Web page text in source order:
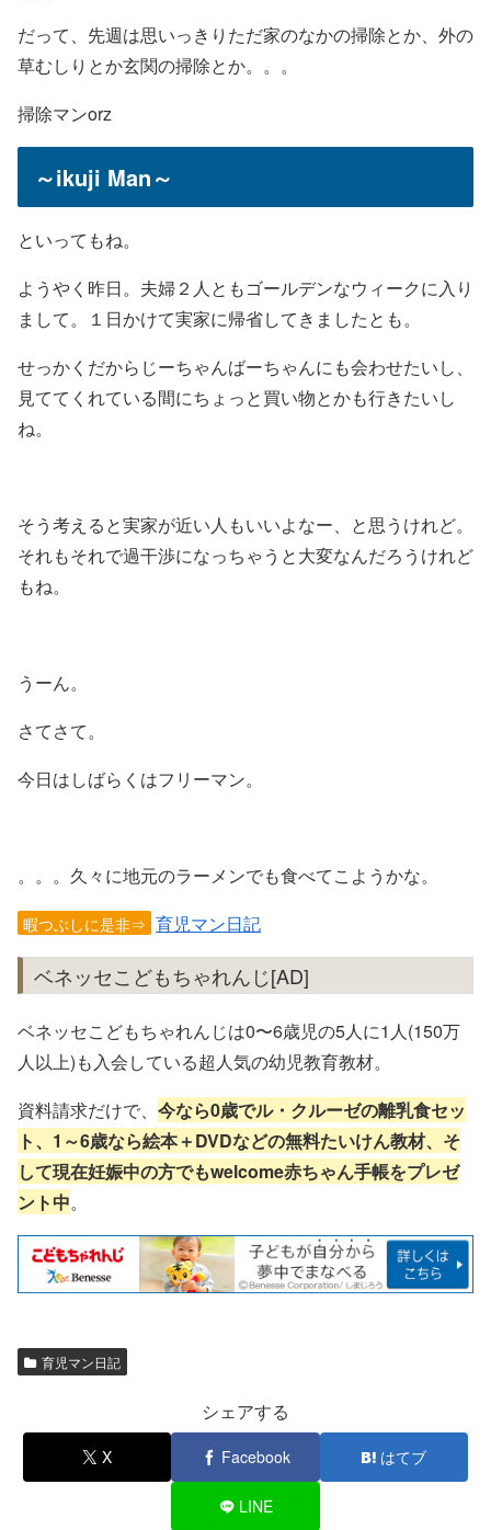
だって、先週は思いっきりただ家のなかの掃除とか、外の
草むしりとか玄関の掃除とか。。。
掃除マンorz
～ikuji Man～
といってもね。
ようやく昨日。夫婦２人ともゴールデンなウィークに入り
まして。１日かけて実家に帰省してきましたとも。
せっかくだからじーちゃんばーちゃんにも会わせたいし、
見ててくれている間にちょっと買い物とかも行きたいし
ね。
そう考えると実家が近い人もいいよなー、と思うけれど。
それもそれで過干渉になっちゃうと大変なんだろうけれど
もね。
うーん。
さてさて。
今日はしばらくはフリーマン。
。。。久々に地元のラーメンでも食べてこようかな。
暇つぶしに是非⇒ 育児マン日記
ベネッセこどもちゃれんじ[AD]
ベネッセこどもちゃれんじは0〜6歳児の5人に1人(150万
人以上)も入会している超人気の幼児教育教材。
資料請求だけで、 今なら0歳でル・クルーゼの離乳食セッ
ト、1～6歳なら絵本＋DVDなどの無料たいけん教材、そ
して現在妊娠中の方でもwelcome赤ちゃん手帳をプレゼ
ント中。
育児マン日記
シェアする
X Facebook はてブ
LINE